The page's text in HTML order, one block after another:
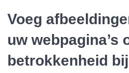
Voeg
uw webpagina’s
betrokkenheid